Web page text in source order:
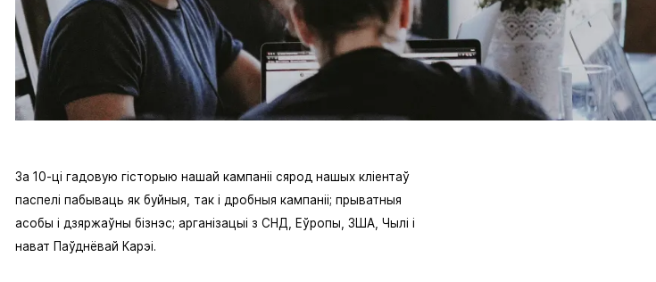
За 10-ці гадовую гісторыю нашай кампаніі сярод нашых кліентаў
паспелі пабываць як буйныя, так і дробныя кампаніі; прыватныя
асобы і дзяржаўны бізнэс; арганізацыі з СНД, Еўропы, ЗША, Чылі і
нават Паўднёвай Карэі.